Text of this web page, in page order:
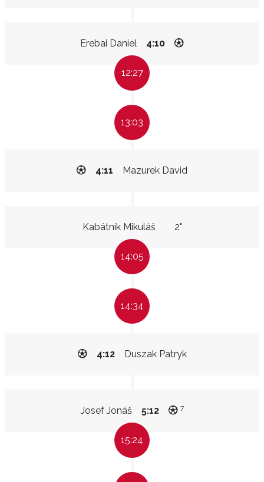
Erebai Daniel 4:10
12:27
13:03
Mazurek David
4:11
Kabátník Mikuláš 2"
14:05
14:34
Duszak Patryk
4:12
Josef Jonáš 5:12 7
15:24